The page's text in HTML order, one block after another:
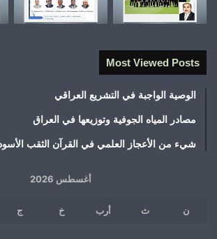
Most Viewed Posts
الوصية الواجبة في التشريع العراقي
مصادر المياه الجوفية وتوزيعها في العراق
شيء من الأعجاز العلمي في القرآن الثقب
أغسطس 2026
ن ث أرب خ ج